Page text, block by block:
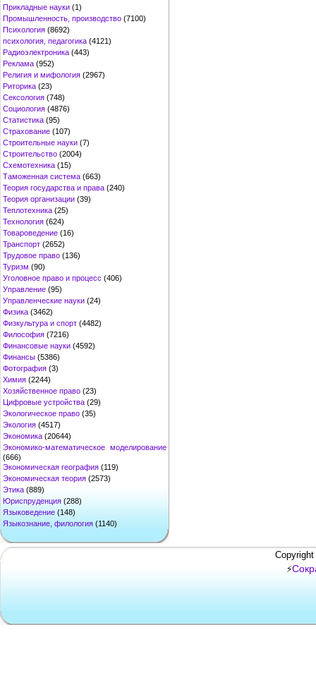
Прикладные науки (1)
Промышленность, производство (7100)
Психология (8692)
психология, педагогика (4121)
Радиоэлектроника (443)
Реклама (952)
Религия и мифология (2967)
Риторика (23)
Сексология (748)
Социология (4876)
Статистика (95)
Страхование (107)
Строительные науки (7)
Строительство (2004)
Схемотехника (15)
Таможенная система (663)
Теория государства и права (240)
Теория организации (39)
Теплотехника (25)
Технология (624)
Товароведение (16)
Транспорт (2652)
Трудовое право (136)
Туризм (90)
Уголовное право и процесс (406)
Управление (95)
Управленческие науки (24)
Физика (3462)
Физкультура и спорт (4482)
Философия (7216)
Финансовые науки (4592)
Финансы (5386)
Фотография (3)
Химия (2244)
Хозяйственное право (23)
Цифровые устройства (29)
Экологическое право (35)
Экология (4517)
Экономика (20644)
Экономико-математическое моделирование
(666)
Экономическая география (119)
Экономическая теория (2573)
Этика (889)
Юриспруденция (288)
Языковедение (148)
Языкознание, филология (1140)
⚡